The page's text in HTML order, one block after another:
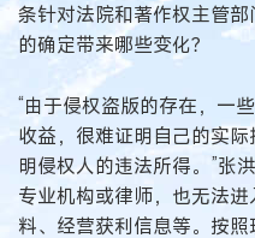
条针对法院和著作权主管
的确定带来哪些变化？
“由于侵权盗版的存在，一
收益，很难证明自己的实
明侵权人的违法所得。”张
专业机构或律师，也无法
料、经营获利信息等。按